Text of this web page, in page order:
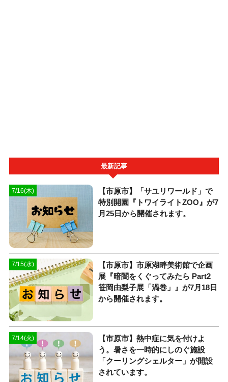
最新記事
7/16(木)
【市原市】「サユリワールド」で
特別開園『トワイライトZOO』が7
月25日から開催されます。
7/15(水)
【市原市】市原湖畔美術館で企画
展『暗闇をくぐってみたら Part2
笹岡由梨子展「渦巻」』が7月18日
から開催されます。
7/14(火)
【市原市】熱中症に気を付けよ
う。暑さを一時的にしのぐ施設
「クーリングシェルター」が開設
されています。